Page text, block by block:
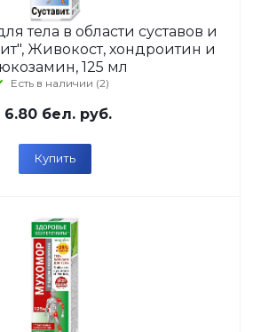
тела в области суставов и
Живокост, хондроитин и
125 мл
Есть в наличии (2)
6.80 бел. руб.
Купить